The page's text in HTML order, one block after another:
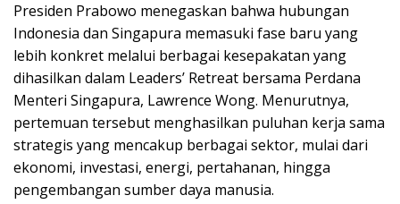
Presiden Prabowo menegaskan bahwa hubungan
Indonesia dan Singapura memasuki fase baru yang
lebih konkret melalui berbagai kesepakatan yang
dihasilkan dalam Leaders’ Retreat bersama Perdana
Menteri Singapura, Lawrence Wong. Menurutnya,
pertemuan tersebut menghasilkan puluhan kerja sama
strategis yang mencakup berbagai sektor, mulai dari
ekonomi, investasi, energi, pertahanan, hingga
pengembangan sumber daya manusia.